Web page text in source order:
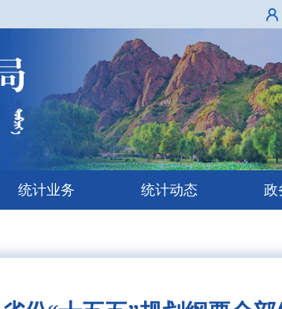
统计业务 统计动态 政